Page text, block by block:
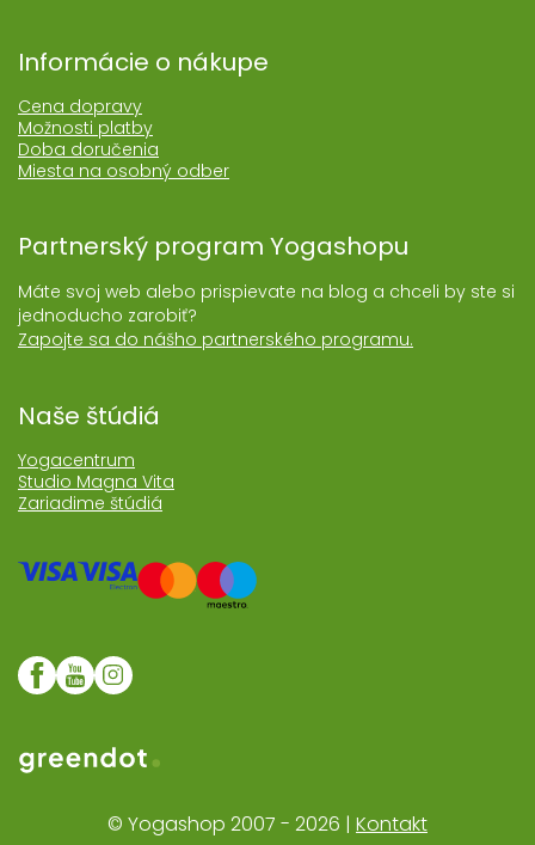
Informácie o nákupe
Cena dopravy
Možnosti platby
Doba doručenia
Miesta na osobný odber
Partnerský program Yogashopu
Máte svoj web alebo prispievate na blog a chceli by ste si
jednoducho zarobiť?
Zapojte sa do nášho partnerského programu.
Naše štúdiá
Yogacentrum
Studio Magna Vita
Zariadime štúdiá
Web realizoval Greendot
© Yogashop 2007 - 2026 | Kontakt